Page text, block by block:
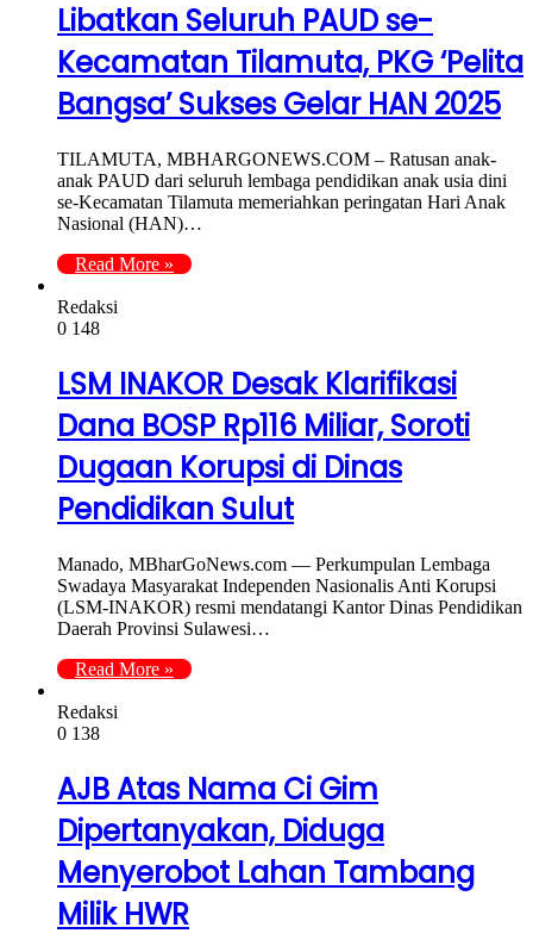
Libatkan Seluruh PAUD se-
Kecamatan Tilamuta, PKG ‘Pelita
Bangsa’ Sukses Gelar HAN 2025
TILAMUTA, MBHARGONEWS.COM – Ratusan anak-
anak PAUD dari seluruh lembaga pendidikan anak usia dini
se-Kecamatan Tilamuta memeriahkan peringatan Hari Anak
Nasional (HAN)…
Read More »
Redaksi
0 148
LSM INAKOR Desak Klarifikasi
Dana BOSP Rp116 Miliar, Soroti
Dugaan Korupsi di Dinas
Pendidikan Sulut
Manado, MBharGoNews.com — Perkumpulan Lembaga
Swadaya Masyarakat Independen Nasionalis Anti Korupsi
(LSM-INAKOR) resmi mendatangi Kantor Dinas Pendidikan
Daerah Provinsi Sulawesi…
Read More »
Redaksi
0 138
AJB Atas Nama Ci Gim
Dipertanyakan, Diduga
Menyerobot Lahan Tambang
Milik HWR